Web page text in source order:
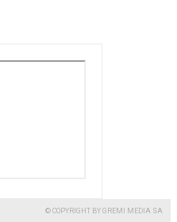
© COPYRIGHT BY GREMI MEDIA SA